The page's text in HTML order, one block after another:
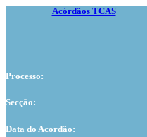
Acórdãos TCAS
Processo:
Secção:
Data do Acordão: